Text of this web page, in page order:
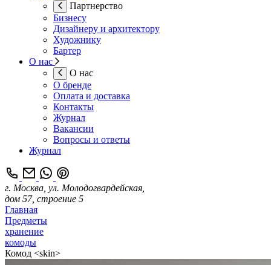
Партнерство
Бизнесу
Дизайнеру и архитектору
Художнику
Бартер
О нас
О нас
О бренде
Оплата и доставка
Контакты
Журнал
Вакансии
Вопросы и ответы
Журнал
г. Москва, ул. Молодогвардейская,
дом 57, строение 5
Главная
Предметы
хранение
комоды
Комод <skin>